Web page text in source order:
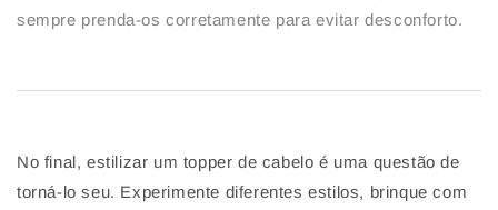
sempre prenda-os corretamente para evitar desconforto.
No final, estilizar um topper de cabelo é uma questão de
torná-lo seu. Experimente diferentes estilos, brinque com